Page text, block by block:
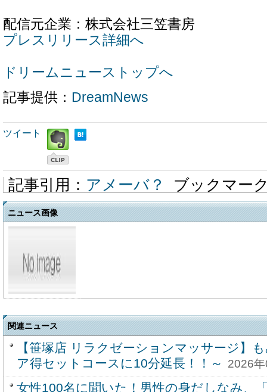
配信元企業：株式会社三笠書房
プレスリリース詳細へ
ドリームニューストップへ
記事提供： DreamNews
ツイート
記事引用： アメーバ？ ブックマー
ニュース画像
関連ニュース
【笹塚店 リラクゼーションマッサージ】
ア得セットコースに10分延長！！～
2026
女性100名に聞いた！男性の身だしなみ、